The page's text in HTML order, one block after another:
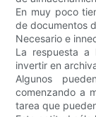
En muy poco
de documentos
Necesario e
La respuesta a
invertir en
Algunos
comenzando a
tarea que